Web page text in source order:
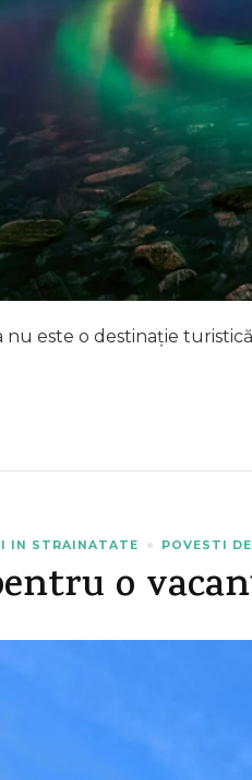
este o destinație
IN STRAINATATE POVESTI
o